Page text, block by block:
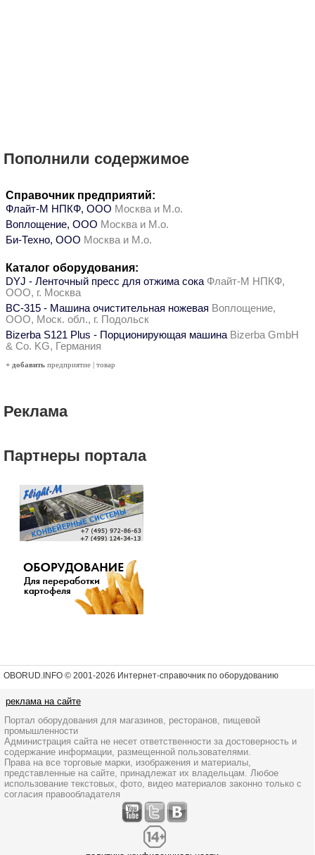
Пополнили содержимое
Справочник предприятий:
Флайт-М НПКФ, ООО Москва и М.о.
Воплощение, ООО Москва и М.о.
Би-Техно, ООО Москва и М.о.
Каталог оборудования:
DYJ - Ленточный пресс для отжима сока Флайт-М НПКФ,
ООО, г. Москва
ВС-315 - Машина очистительная ножевая Воплощение,
ООО, Моск. обл., г. Подольск
Bizerba S121 Plus - Порционирующая машина Bizerba GmbH
& Co. KG, Германия
+ добавить предприятие | товар
Реклама
Партнеры портала
OBORUD.INFO © 2001-2026 Интернет-справочник по оборудованию
реклама на сайте
Портал оборудования для магазинов, ресторанов, пищевой
промышленности
Администрация сайта не несет ответственности за достоверность и
содержание информации, размещенной пользователями.
Права на все торговые марки, изображения и материалы,
представленные на сайте, принадлежат их владельцам. Любое
использование текстовых, фото, видео материалов законно только с
согласия правообладателя